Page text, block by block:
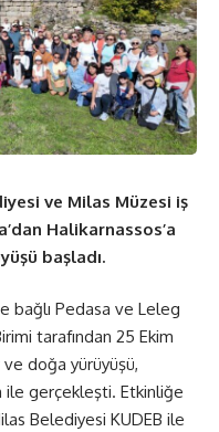
ve Milas Müzesi iş
Halikarnassos’a
başladı.
bağlı Pedasa ve Leleg
tarafından 25 Ekim
doğa yürüyüşü,
ile gerçekleşti. Etkinliğe
Belediyesi KUDEB ile